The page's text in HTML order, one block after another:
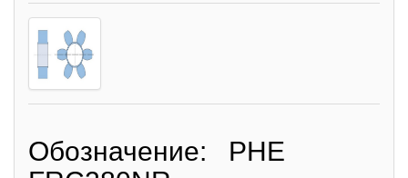
Обозначение: PHE